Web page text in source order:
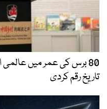
80 برس کی عمر میں عالمی
تاریخ رقم کردی